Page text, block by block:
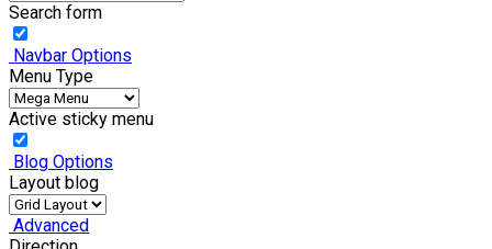
Search form
Navbar Options
Menu Type
Active sticky menu
Blog Options
Layout blog
Advanced